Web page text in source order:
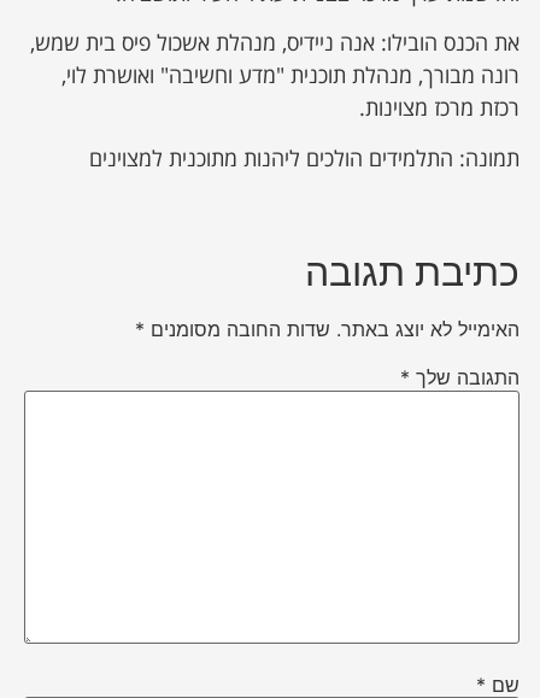
את הכנס הובילו: אנה ניידיס, מנהלת אשכול פיס בית שמש,
רונה מבורך, מנהלת תוכנית "מדע וחשיבה" ואושרת לוי,
רכזת מרכז מצוינות.
תמונה: התלמידים הולכים ליהנות מתוכנית למצוינים
כתיבת תגובה
האימייל לא יוצג באתר. שדות החובה מסומנים *
התגובה שלך *
שם *